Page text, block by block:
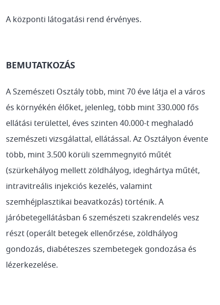
A központi látogatási rend érvényes.
BEMUTATKOZÁS
A Szemészeti Osztály több, mint 70 éve látja el a város
és környékén élőket, jelenleg, több mint 330.000 fős
ellátási területtel, éves szinten 40.000-t meghaladó
szemészeti vizsgálattal, ellátással. Az Osztályon évente
több, mint 3.500 körüli szemmegnyitó műtét
(szürkehályog mellett zöldhályog, ideghártya műtét,
intravitreális injekciós kezelés, valamint
szemhéjplasztikai beavatkozás) történik. A
járóbetegellátásban 6 szemészeti szakrendelés vesz
részt (operált betegek ellenőrzése, zöldhályog
gondozás, diabéteszes szembetegek gondozása és
lézerkezelése.